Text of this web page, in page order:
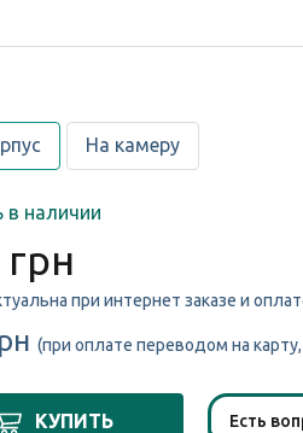
На камеру
в наличии
при интернет заказе и
(при оплате переводом на
КУПИТЬ Есть